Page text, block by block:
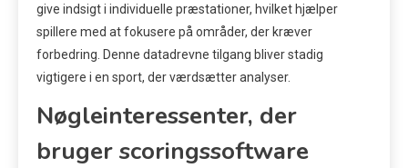
give indsigt i individuelle præstationer, hvilket hjælper
spillere med at fokusere på områder, der kræver
forbedring. Denne datadrevne tilgang bliver stadig
vigtigere i en sport, der værdsætter analyser.
Nøgleinteressenter, der
bruger scoringssoftware